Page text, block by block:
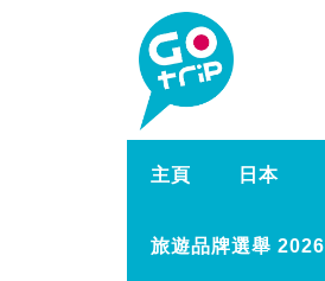
主頁 日本
旅遊品牌選舉 2026